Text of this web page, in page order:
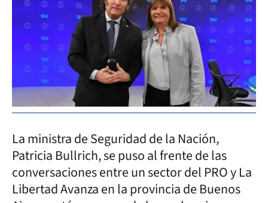
La ministra de Seguridad de la Nación,
Patricia Bullrich, se puso al frente de las
conversaciones entre un sector del PRO y La
Libertad Avanza en la provincia de Buenos